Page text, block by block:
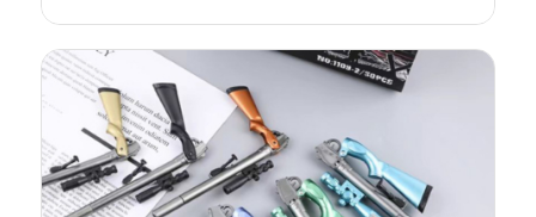
۶۵,۰۰۰ تومان